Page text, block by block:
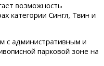
возможность
категории Сингл, Твин и
с административным и
парковой зоне на